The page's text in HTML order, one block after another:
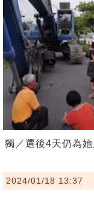
獨／選後4天仍為
2024/01/18 13:37